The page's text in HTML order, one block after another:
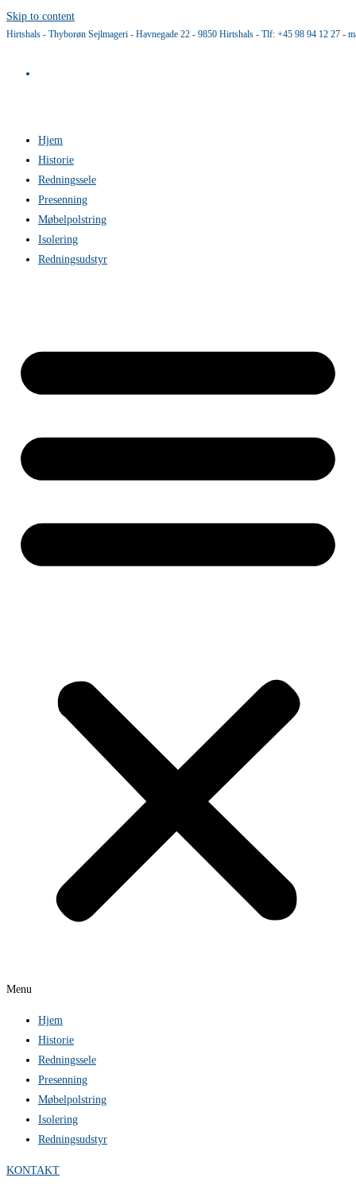
Skip to content
Hirtshals - Thyborøn Sejlmageri - Havnegade 22 - 9850 Hirtshals - Tlf: +45 98 94 12 27 -
Hjem
Historie
Redningssele
Presenning
Møbelpolstring
Isolering
Redningsudstyr
Menu
Hjem
Historie
Redningssele
Presenning
Møbelpolstring
Isolering
Redningsudstyr
KONTAKT